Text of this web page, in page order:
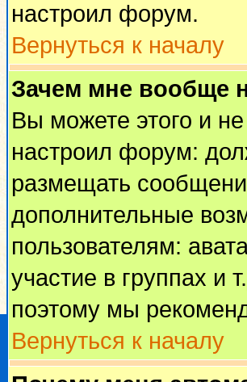
настроил форум.
Вернуться к началу
Зачем мне вообще
Вы можете этого и
настроил форум:
размещать
дополнительные
пользователям:
участие в группах и
поэтому мы
Вернуться к началу